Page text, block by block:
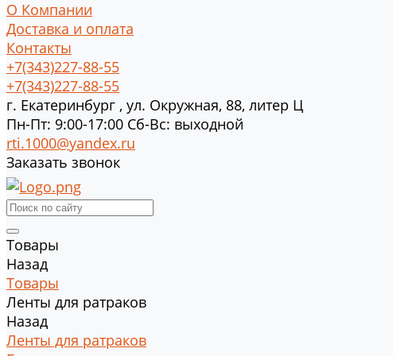
О Компании
Доставка и оплата
Контакты
+7(343)227-88-55
+7(343)227-88-55
г. Екатеринбург , ул. Окружная, 88, литер Ц
Пн-Пт: 9:00-17:00 Cб-Вс: выходной
rti.1000@yandex.ru
Заказать звонок
Товары
Назад
Товары
Ленты для ратраков
Назад
Ленты для ратраков